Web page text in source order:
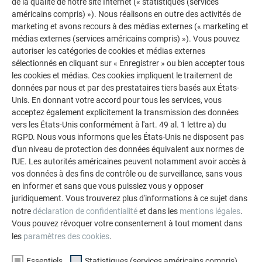
LAISSEZ-VOUS INSPIRER
AUTRES BÂTIMENTS
La galerie de références PREFA démontre la
polyvalence de l’aluminium. Découvrez d’autres projets
impressionnants avec les solutions en aluminium
durables de PREFA pour toitures, systèmes solaires et
façades.
américains compris) »). Nous réalisons en outre des activités de
marketing et avons recours à des médias externes (« marketing et
médias externes (services américains compris) »). Vous pouvez
autoriser les catégories de cookies et médias externes
sélectionnés en cliquant sur « Enregistrer » ou bien accepter tous
les cookies et médias. Ces cookies impliquent le traitement de
données par nous et par des prestataires tiers basés aux États-
Unis. En donnant votre accord pour tous les services, vous
acceptez également explicitement la transmission des données
vers les États-Unis conformément à l'art. 49 al. 1 lettre a) du
RGPD. Nous vous informons que les États-Unis ne disposent pas
d'un niveau de protection des données équivalent aux normes de
l'UE. Les autorités américaines peuvent notamment avoir accès à
vos données à des fins de contrôle ou de surveillance, sans vous
en informer et sans que vous puissiez vous y opposer
juridiquement. Vous trouverez plus d'informations à ce sujet dans
notredéclaration de confidentialitéet dans les mentions légales.
Vous pouvez révoquer votre consentement à tout moment dans
les paramètres des cookies.